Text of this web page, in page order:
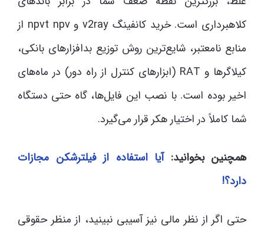
کلاهبرداری است. خرید کانفینگ v2ray و npvt npv از
منابع نامعتبر، شایع‌ترین روش توزیع بدافزارهای بانکی،
کیلاگرها و RAT (ابزارهای کنترل از راه دور) در ماه‌های
اخیر بوده است. با نصب این فایل‌ها، گاه حتی دستگاه
شما کاملاً در اختیار هکر قرار می‌گیرد.
همچنین بخوانید:آیا استفاده از فیلترشکن مجازات
دارد؟!
حتی اگر از نظر مالی نیز آسیبی نبینید، از منظر حقوقی